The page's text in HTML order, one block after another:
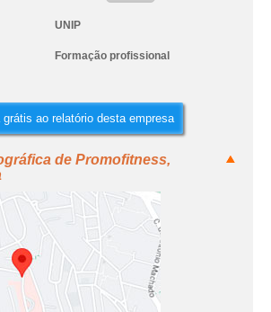
UNIP
Formação profissional
grátis ao relatório desta empresa
de Promofitness,